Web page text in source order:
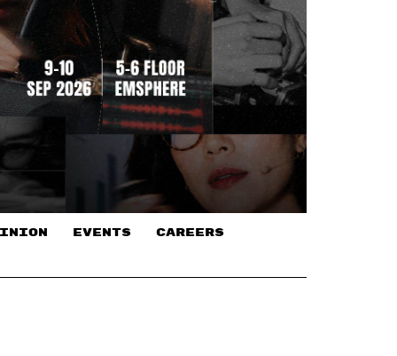
EVENTS CAREERS